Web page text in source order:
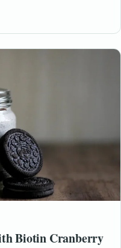
Biotin Cranberry